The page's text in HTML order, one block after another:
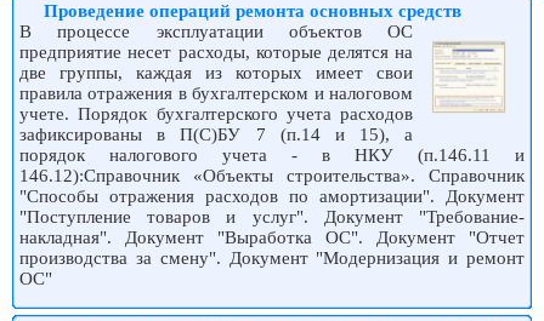
Проведение операций ремонта основных средств
В процессе эксплуатации объектов ОС
предприятие несет расходы, которые делятся на
две группы, каждая из которых имеет свои
правила отражения в бухгалтерском и налоговом
учете. Порядок бухгалтерского учета расходов
зафиксированы в П(С)БУ 7 (п.14 и 15), а
порядок налогового учета - в НКУ (п.146.11 и
146.12):Справочник «Объекты строительства». Справочник
"Способы отражения расходов по амортизации". Документ
"Поступление товаров и услуг". Документ "Требование-
накладная". Документ "Выработка ОС". Документ "Отчет
производства за смену". Документ "Модернизация и ремонт
ОС"